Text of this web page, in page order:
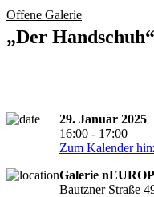
Offene Galerie
„Der
29. Januar 2025
16:00 - 17:00
Zum Kalender
Galerie
Bautzner Straße